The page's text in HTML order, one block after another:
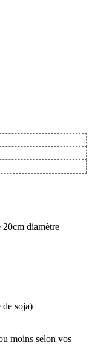
20cm diamètre
de soja)
moins selon vos